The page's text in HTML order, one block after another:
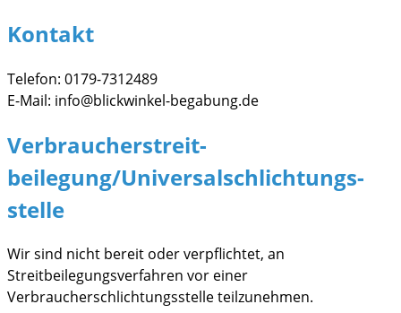
Kontakt
Telefon: 0179-7312489
E-Mail: info@blickwinkel-begabung.de
Verbraucher­streit­
beilegung/Universal­schlichtungs­
stelle
Wir sind nicht bereit oder verpflichtet, an
Streitbeilegungsverfahren vor einer
Verbraucherschlichtungsstelle teilzunehmen.